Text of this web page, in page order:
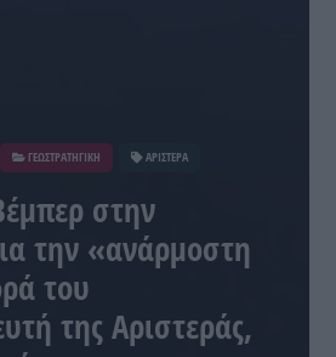
ΓΕΩΣΤΡΑΤΗΓΙΚΗ ΑΡΙΣΤΕΡΑ
στην
την «ανάρμοστη
του
της Αριστεράς,